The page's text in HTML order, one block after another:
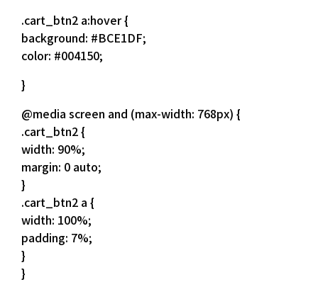
.cart_btn2 a:hover {
background: #BCE1DF;
color: #004150;
}
@media screen and (max-width: 768px) {
.cart_btn2 {
width: 90%;
margin: 0 auto;
}
.cart_btn2 a {
width: 100%;
padding: 7%;
}
}